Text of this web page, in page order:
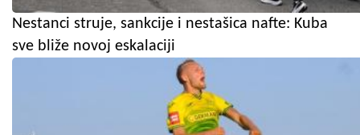
Nestanci struje, sankcije i nestašica nafte: Kuba
sve bliže novoj eskalaciji